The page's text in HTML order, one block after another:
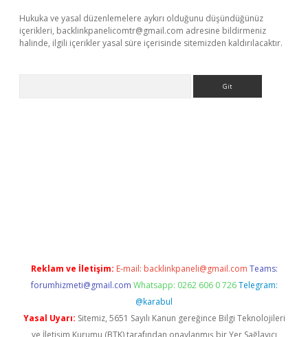
Hukuka ve yasal düzenlemelere aykırı olduğunu düşündüğünüz
içerikleri, backlinkpanelicomtr@gmail.com adresine bildirmeniz
halinde, ilgili içerikler yasal süre içerisinde sitemizden kaldırılacaktır.
Reklam ve İletişim: E-mail: backlinkpaneli@gmail.com Teams:
forumhizmeti@gmail.com Whatsapp: 0262 606 0 726 Telegram:
@karabul
Yasal Uyarı: Sitemiz, 5651 Sayılı Kanun gereğince Bilgi Teknolojileri
ve İletişim Kurumu (BTK) tarafından onaylanmış bir Yer Sağlayıcı